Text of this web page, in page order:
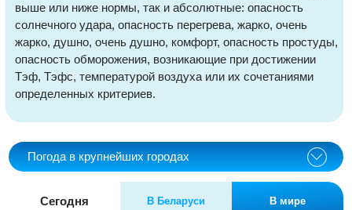
выше или ниже нормы, так и абсолютные: опасность
солнечного удара, опасность перегрева, жарко, очень
жарко, душно, очень душно, комфорт, опасность простуды,
опасность обморожения, возникающие при достижении
Тэф, Тэфс, температурой воздуха или их сочетаниями
определенных критериев.
Погода в крупнейших городах
Сегодня В Беларуси В мире